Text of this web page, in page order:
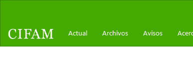
principal
Barra
Actual Archivos Avisos